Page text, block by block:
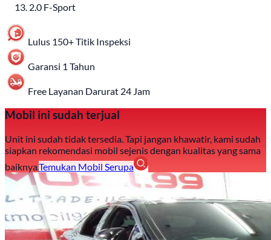
2.0 F-Sport
Lulus 150+ Titik Inspeksi
Garansi 1 Tahun
Free Layanan Darurat 24 Jam
Mobil ini sudah terjual
Unit ini sudah tidak tersedia. Tapi jangan khawatir, kami sudah
siapkan rekomendasi mobil sejenis dengan kualitas yang sama
baiknya.Temukan Mobil Serupa